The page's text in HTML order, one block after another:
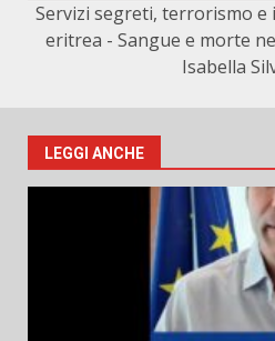
Servizi segreti, terrorismo e
eritrea - Sangue e morte
Isabella
LEGGI ANCHE